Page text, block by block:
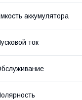
аккумулятора
ток